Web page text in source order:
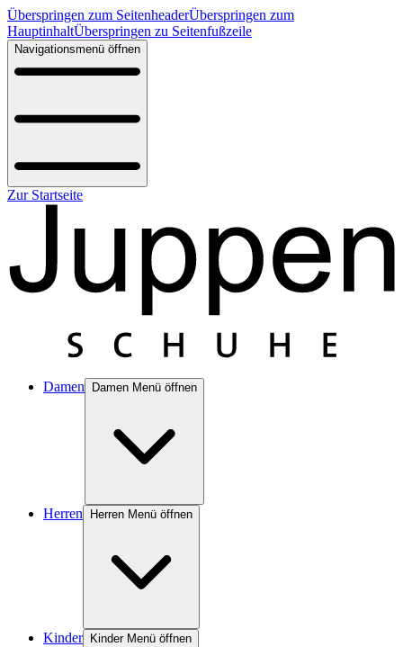
Überspringen zum SeitenheaderÜberspringen zum
HauptinhaltÜberspringen zu Seitenfußzeile
Navigationsmenü öffnen
Zur Startseite
Damen Damen Menü öffnen
Herren Herren Menü öffnen
Kinder Kinder Menü öffnen